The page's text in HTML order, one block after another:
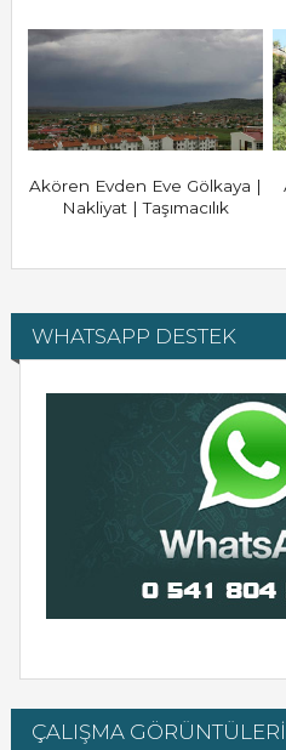
Akören Evden Eve Gölkaya |
Nakliyat | Taşımacılık
WHATSAPP DESTEK
ÇALIŞMA